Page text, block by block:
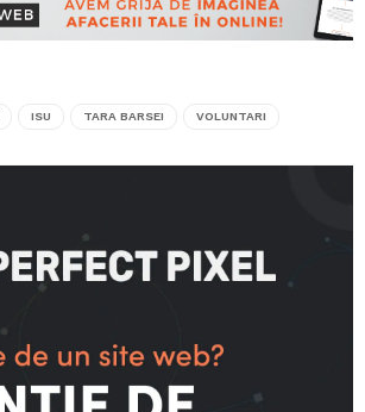
ISU TARA BARSEI VOLUNTARI